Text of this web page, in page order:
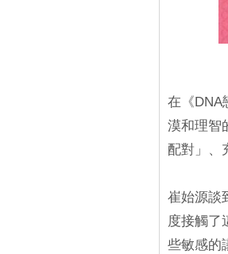
在《DNA
漠和理智
配對」、
崔始源談
度接觸了
些敏感的